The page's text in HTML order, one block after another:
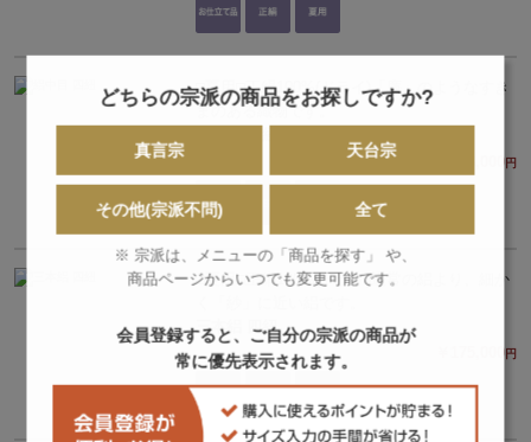
□夏用□正絹100%(ドライ)「廉」のようなすき
まのある織物です。
￥173,000円
□夏用□正絹100%(ドライ)通常の絽より、細か
三本絽 四紐
￥175,000円
どちらの宗派の商品をお探しですか?
真言宗 天台宗
その他(宗派不問) 全て
※ 宗派は、メニューの「商品を探す」 や、
商品ページからいつでも変更可能です。
会員登録すると、ご自分の宗派の商品が
常に優先表示されます。